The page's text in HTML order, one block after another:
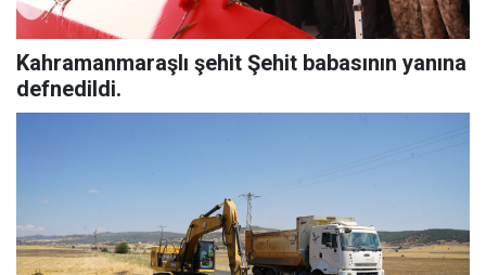
Kahramanmaraşlı şehit Şehit babasının yanına
defnedildi.